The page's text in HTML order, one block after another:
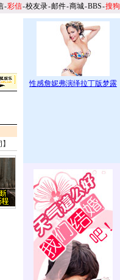
-彩信-校友录-邮件-商城-BBS-搜狗
】